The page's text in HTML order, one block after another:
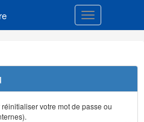
Toggle
votre mot de passe ou